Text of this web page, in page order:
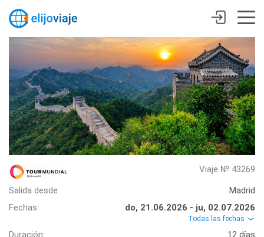
Viaje № 43269
Salida desde:
Madrid
Fechas:
do, 21.06.2026 - ju, 02.07.2026
Todas las fechas
Duración:
12 días